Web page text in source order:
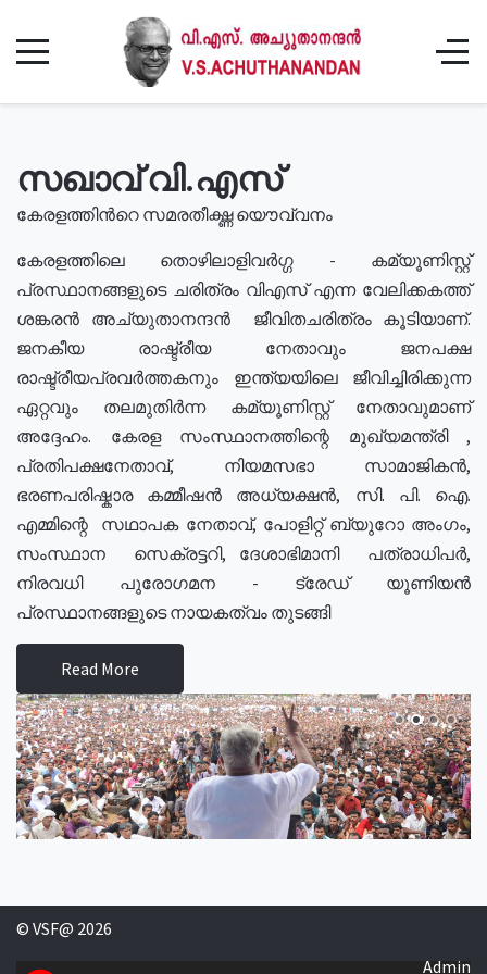
സഖാവ് വി.എസ്
കേരളത്തിൻറെ സമരതീക്ഷ്ണ യൌവ്വനം
കേരളത്തിലെ തൊഴിലാളിവർഗ്ഗ - കമ്യൂണിസ്റ്റ്
പ്രസ്ഥാനങ്ങളുടെ ചരിത്രം വിഎസ് എന്ന വേലിക്കകത്ത്
ശങ്കരൻ അച്യുതാനന്ദൻ ജീവിതചരിത്രം കൂടിയാണ്.
ജനകീയ രാഷ്ട്രീയ നേതാവും ജനപക്ഷ
രാഷ്ട്രീയപ്രവർത്തകനും ഇന്ത്യയിലെ ജീവിച്ചിരിക്കുന്ന
ഏറ്റവും തലമുതിർന്ന കമ്യൂണിസ്റ്റ് നേതാവുമാണ്
അദ്ദേഹം. കേരള സംസ്ഥാനത്തിന്റെ മുഖ്യമന്ത്രി ,
പ്രതിപക്ഷനേതാവ്, നിയമസഭാ സാമാജികൻ,
ഭരണപരിഷ്കാര കമ്മീഷൻ അധ്യക്ഷൻ, സി. പി. ഐ.
എമ്മിന്റെ സഥാപക നേതാവ്, പോളിറ്റ് ബ്യുറോ അംഗം,
സംസ്ഥാന സെക്രട്ടറി, ദേശാഭിമാനി പത്രാധിപർ,
നിരവധി പുരോഗമന - ട്രേഡ് യൂണിയൻ
പ്രസ്ഥാനങ്ങളുടെ നായകത്വം തുടങ്ങി
Read More
© VSF@ 2026
Admin